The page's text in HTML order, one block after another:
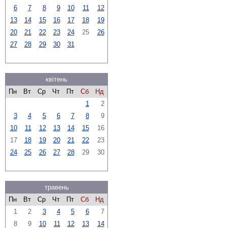
6
7 8 9 10 11
12
13
14 15 16 17 18
19
20
21 22 23 24 25
26
27
28 29 30 31
квітень
Пн
Вт Ср Чт Пт Сб
Нд
1
2
3
4 5 6 7 8
9
10
11 12 13 14 15
16
17
18 19 20 21 22
23
24
25 26 27 28 29 30
травень
Пн
Вт Ср Чт Пт Сб
Нд
1
2 3 4 5 6
7
8
9 10 11 12 13
14